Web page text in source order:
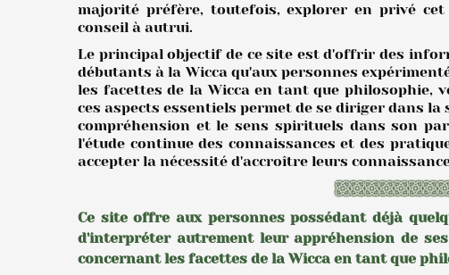
majorité préfère, toutefois, explorer en privé
conseil à autrui.
Le principal objectif de ce site est d'offrir des
débutants à la Wicca qu'aux personnes
les facettes de la Wicca en tant que philosophie,
ces aspects essentiels permet de se diriger dans
compréhension et le sens spirituels dans son
l'étude continue des connaissances et des
accepter la nécessité d'accroître leurs
Ce site offre aux personnes possédant déjà
d'interpréter autrement leur appréhension de
concernant les facettes de la Wicca en tant que